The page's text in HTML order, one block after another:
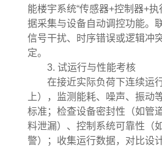
能楼宇系统“传感器+控制器+
据采集与设备自动调控功能。
信号干扰、时序错误或逻辑冲
定。
3. 试运行与性能考核
在接近实际负荷下连续运
上），监测能耗、噪声、振动
标准；检查设备密封性（如管
料泄漏）、控制系统可靠性（
警）；收集运行数据，对比设